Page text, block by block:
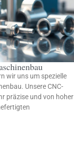
wir uns um spezielle
Unsere CNC-
präzise und von hoher